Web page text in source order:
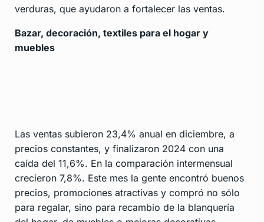
verduras, que ayudaron a fortalecer las ventas.
Bazar, decoración, textiles para el hogar y
muebles
Las ventas subieron 23,4% anual en diciembre, a
precios constantes, y finalizaron 2024 con una
caída del 11,6%. En la comparación intermensual
crecieron 7,8%. Este mes la gente encontró buenos
precios, promociones atractivas y compró no sólo
para regalar, sino para recambio de la blanquería